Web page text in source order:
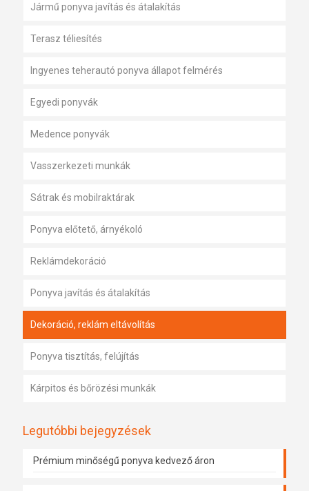
Jármű ponyva javítás és átalakítás
Terasz téliesítés
Ingyenes teherautó ponyva állapot felmérés
Egyedi ponyvák
Medence ponyvák
Vasszerkezeti munkák
Sátrak és mobilraktárak
Ponyva előtető, árnyékoló
Reklámdekoráció
Ponyva javítás és átalakítás
Dekoráció, reklám eltávolítás
Ponyva tisztítás, felújítás
Kárpitos és bőrözési munkák
Legutóbbi bejegyzések
Prémium minőségű ponyva kedvező áron